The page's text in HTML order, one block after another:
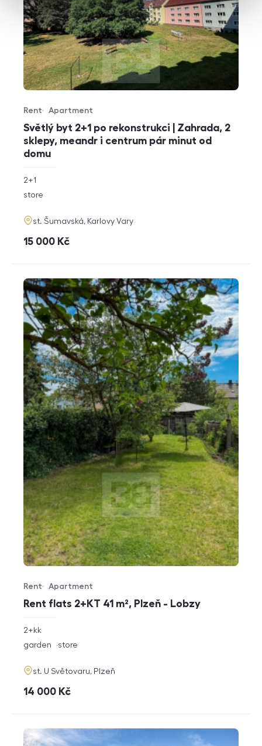
Světlý byt 2+1 po rekonstrukci | Zahrada, 2
sklepy, meandr i centrum pár minut od
domu
Offer type
Rent
Property type
Apartment
rozměry
2+1
funkce
store
adresa
st. Šumavská, Karlovy Vary
cena
15 000 Kč
Rent flats 2+KT 41 m², Plzeň - Lobzy
Offer type
Rent
Property type
Apartment
rozměry
2+kk
funkce
garden store
adresa
st. U Světovaru, Plzeň
cena
14 000 Kč